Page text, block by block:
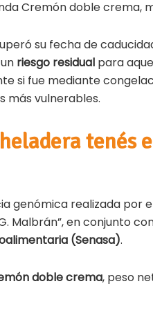
Cremón doble crema,
su fecha de
riesgo residual para
si fue mediante
más vulnerables.
tenés
genómica realizada por
Malbrán”, en conjunto
(Senasa).
doble crema, peso